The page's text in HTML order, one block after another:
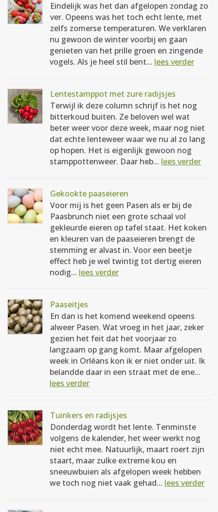
Eindelijk was het dan afgelopen zondag zo
ver. Opeens was het toch echt lente, met
zelfs zomerse temperaturen. We verklaren
nu gewoon de winter voorbij en gaan
genieten van het prille groen en zingende
vogels. Als je heel stil bent... lees verder
Lentestamppot met zure radijsjes
Terwijl ik deze column schrijf is het nog
bitterkoud buiten. Ze beloven wel wat
beter weer voor deze week, maar nog niet
dat echte lenteweer waar we nu al zo lang
op hopen. Het is eigenlijk gewoon nog
stamppottenweer. Daar heb... lees verder
Gekookte paaseieren
Voor mij is het geen Pasen als er bij de
Paasbrunch niet een grote schaal vol
gekleurde eieren op tafel staat. Het koken
en kleuren van de paaseieren brengt de
stemming er alvast in. Voor een beetje
effect heb je wel twintig tot dertig eieren
nodig... lees verder
Paaseitjes
En dan is het komend weekend opeens
alweer Pasen. Wat vroeg in het jaar, zeker
gezien het feit dat het voorjaar zo
langzaam op gang komt. Maar afgelopen
week in Orléans kon ik er niet onder uit. Ik
belandde daar in een straat met de ene...
lees verder
Tuinkers en radijsjes
Donderdag wordt het lente. Tenminste
volgens de kalender, het weer werkt nog
niet echt mee. Natuurlijk, maart roert zijn
staart, maar zulke extreme kou en
sneeuwbuien als afgelopen week hebben
we toch nog niet vaak gehad... lees verder